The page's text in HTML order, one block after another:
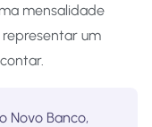
mensalidade
um
Novo Banco,